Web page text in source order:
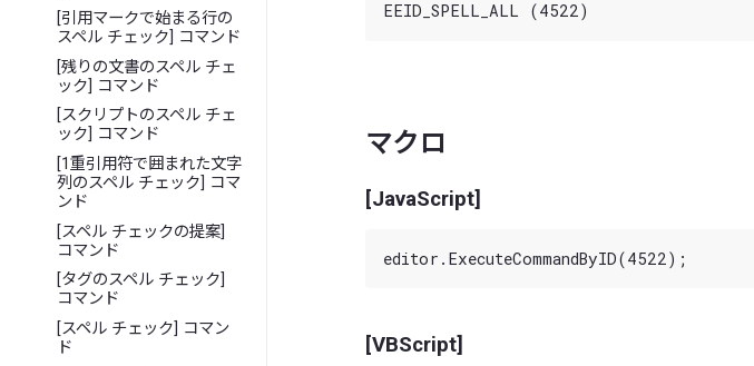
[引用マークで始まる行の
スペル チェック] コマンド
[残りの文書のスペル チェ
ック] コマンド
[スクリプトのスペル チェ
ック] コマンド
[1重引用符で囲まれた文字
列のスペル チェック] コマ
ンド
[スペル チェックの提案]
コマンド
[タグのスペル チェック]
コマンド
[スペル チェック] コマン
ド
マクロ
[JavaScript]
[VBScript]